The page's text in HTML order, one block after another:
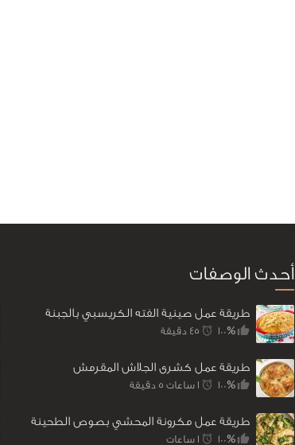
أحدث الوصفات
طريقة عمل صينية الفته الكريسبي بالجبنة
100% 45 ‎دقيقة
طريقة عمل كشرى الجلاش المقرمش
100% 1 ساعات 5 ‎دقيقة
طريقة عمل مكرونة المحشي بصوص الطحينة
100% 1 ساعات